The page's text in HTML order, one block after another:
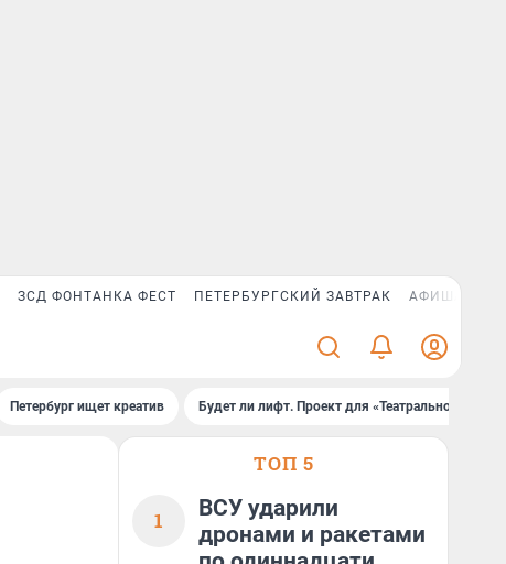
ЗСД ФОНТАНКА ФЕСТ ПЕТЕРБУРГСКИЙ ЗАВТРАК АФИША PLUS
Петербург ищет креатив Будет ли лифт. Проект для «Театральной»
ТОП 5
1
ВСУ ударили
дронами и ракетами